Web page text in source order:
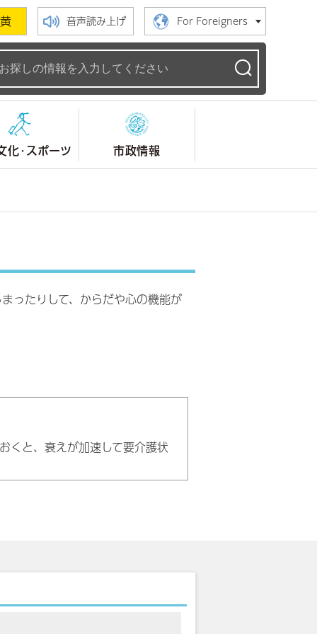
黄 音声読み上げ For Foreigners
化・スポーツ 市政情報
ったりして、からだや心の機能が
くと、衰えが加速して要介護状